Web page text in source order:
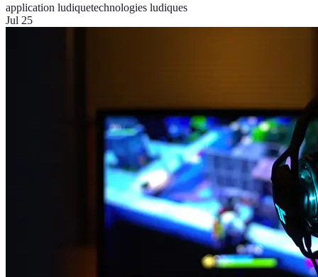
application ludiquetechnologies ludiques
Jul 25